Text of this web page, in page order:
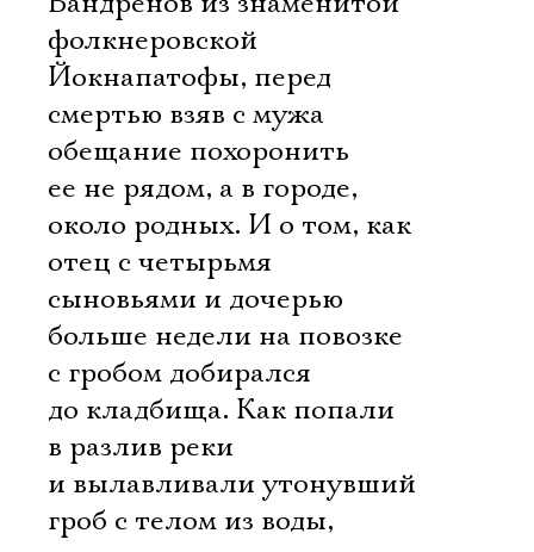
фолкнеровской
Йокнапатофы, перед
смертью взяв с мужа
обещание похоронить
ее не рядом, а в городе,
около родных. И о том, как
отец с четырьмя
сыновьями и дочерью
больше недели на повозке
с гробом добирался
до кладбища. Как попали
в разлив реки
и вылавливали утонувший
гроб с телом из воды,